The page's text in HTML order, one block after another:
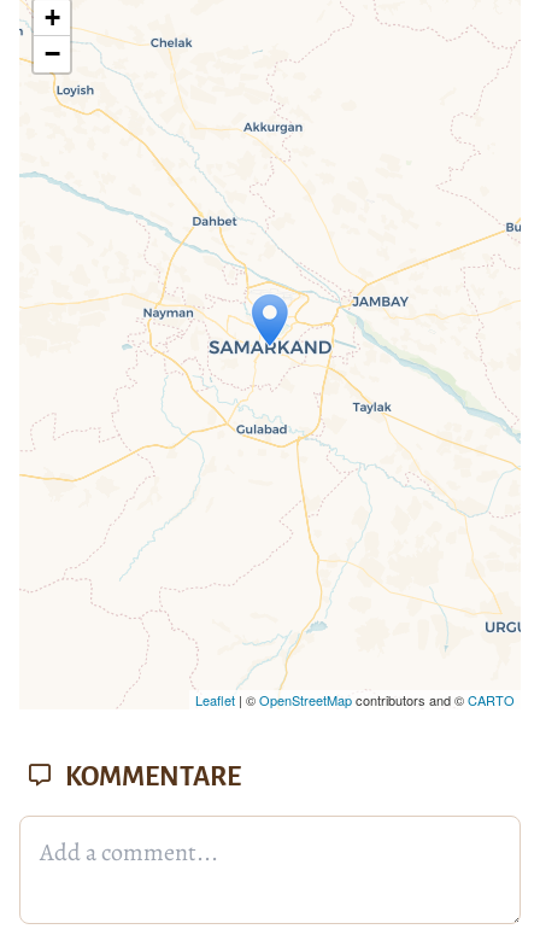
Travelers' Map wird geladen …
Wenn du dies siehst, nachdem deine
Seite vollständig geladen wurde,
fehlen leafletJS-Dateien.
+
−
Leaflet| ©OpenStreetMapcontributors and ©CARTO
KOMMENTARE